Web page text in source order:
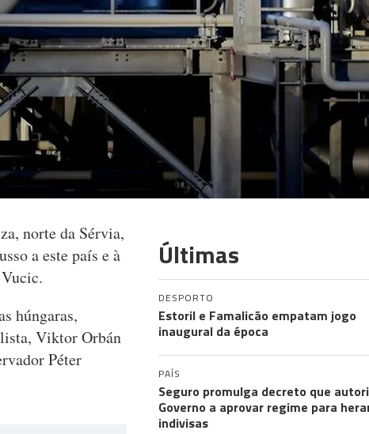
norte da Sérvia,
a este país e à
húngaras,
Viktor Orbán
Péter
Últimas
DESPORTO
Estoril e Famalicão empatam jogo
inaugural da época
PAÍS
Seguro promulga decreto que
Governo a aprovar regime para
indivisas